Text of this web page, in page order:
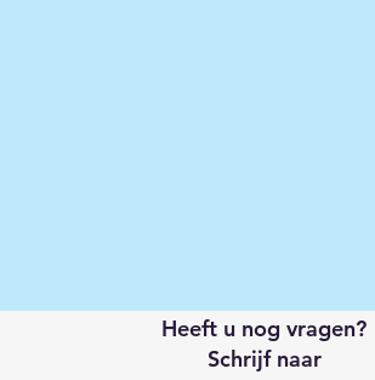
Heeft u nog vragen?
Schrijf naar